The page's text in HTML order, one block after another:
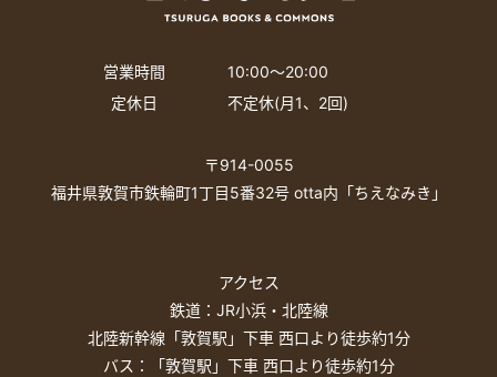
営業時間
10:00〜20:00
定休日
不定休(月1、2回)
〒914-0055
福井県敦賀市鉄輪町1丁目5番32号 otta内「ちえなみき」
アクセス
鉄道：JR小浜・北陸線
北陸新幹線「敦賀駅」下車 西口より徒歩約1分
バス：「敦賀駅」下車 西口より徒歩約1分